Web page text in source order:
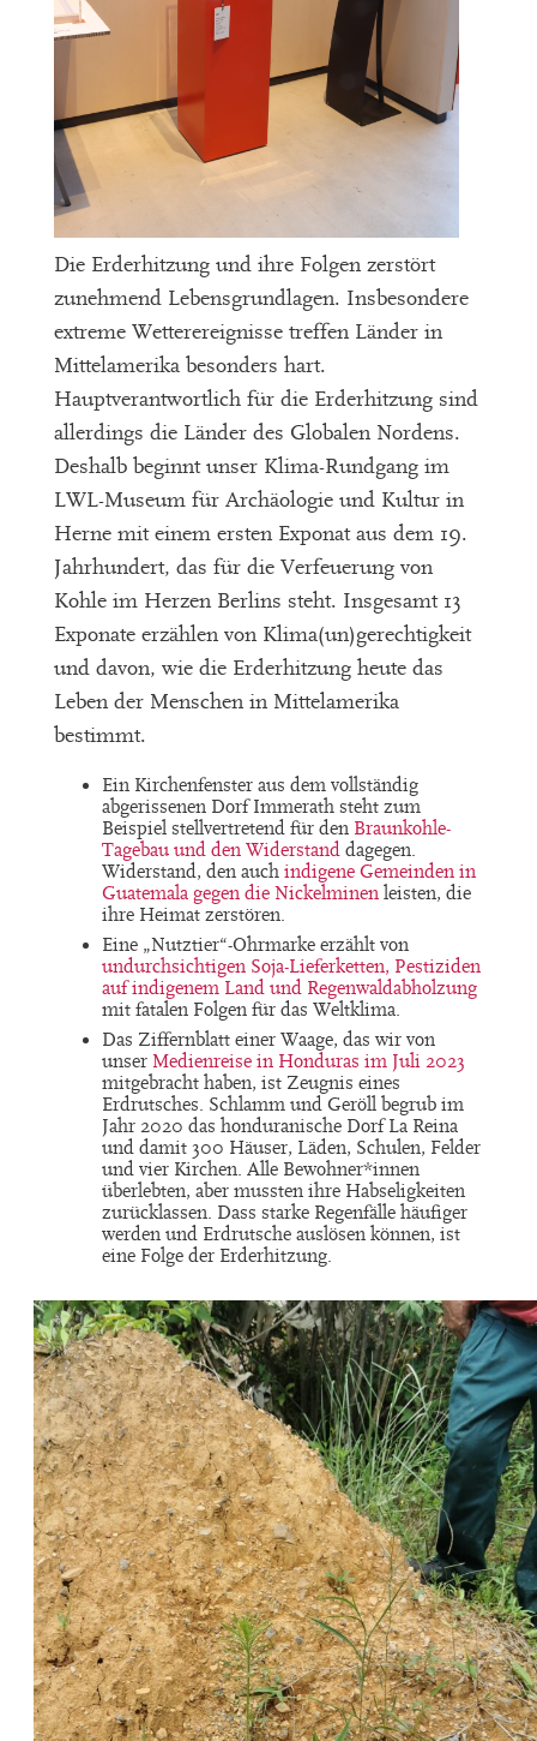
Die Erderhitzung und ihre Folgen zerstört
zunehmend Lebensgrundlagen. Insbesondere
extreme Wetterereignisse treffen Länder in
Mittelamerika besonders hart.
Hauptverantwortlich für die Erderhitzung sind
allerdings die Länder des Globalen Nordens.
Deshalb beginnt unser Klima-Rundgang im
LWL-Museum für Archäologie und Kultur in
Herne mit einem ersten Exponat aus dem 19.
Jahrhundert, das für die Verfeuerung von
Kohle im Herzen Berlins steht. Insgesamt 13
Exponate erzählen von Klima(un)gerechtigkeit
und davon, wie die Erderhitzung heute das
Leben der Menschen in Mittelamerika
bestimmt.
Ein Kirchenfenster aus dem vollständig
abgerissenen Dorf Immerath steht zum
Beispiel stellvertretend für den Braunkohle-
Tagebau und den Widerstand dagegen.
Widerstand, den auch indigene Gemeinden in
Guatemala gegen die Nickelminen leisten, die
ihre Heimat zerstören.
Eine „Nutztier“-Ohrmarke erzählt von
undurchsichtigen Soja-Lieferketten, Pestiziden
auf indigenem Land und Regenwaldabholzung
mit fatalen Folgen für das Weltklima.
Das Ziffernblatt einer Waage, das wir von
unser Medienreise in Honduras im Juli 2023
mitgebracht haben, ist Zeugnis eines
Erdrutsches. Schlamm und Geröll begrub im
Jahr 2020 das honduranische Dorf La Reina
und damit 300 Häuser, Läden, Schulen, Felder
und vier Kirchen. Alle Bewohner*innen
überlebten, aber mussten ihre Habseligkeiten
zurücklassen. Dass starke Regenfälle häufiger
werden und Erdrutsche auslösen können, ist
eine Folge der Erderhitzung.